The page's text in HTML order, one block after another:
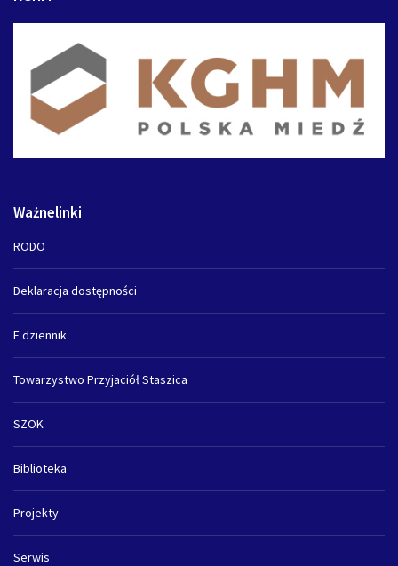
Ważnelinki
RODO
Deklaracja dostępności
E dziennik
Towarzystwo Przyjaciół Staszica
SZOK
Biblioteka
Projekty
Serwis